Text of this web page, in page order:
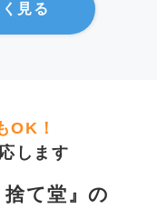
見る
OK！
します
て堂』の